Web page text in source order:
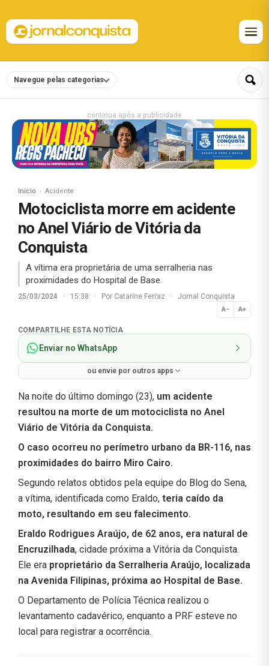
Navegue pelas categorias
continua após a publicidade
Início Acidente
Motociclista morre em acidente
no Anel Viário de Vitória da
Conquista
A vítima era proprietária de uma serralheria nas
proximidades do Hospital de Base.
25/03/2024 · 15:38 · Por Catarine Ferraz · Jornal Conquista
A− A+
Normal
COMPARTILHE ESTA NOTÍCIA
Enviar no WhatsApp
ou envie por outros apps
Na noite do último domingo (23), um acidente
resultou na morte de um motociclista no Anel
Viário de Vitória da Conquista.
O caso ocorreu no perímetro urbano da BR-116, nas
proximidades do bairro Miro Cairo.
Segundo relatos obtidos pela equipe do Blog do Sena,
a vítima, identificada como Eraldo, teria caído da
moto, resultando em seu falecimento.
Eraldo Rodrigues Araújo, de 62 anos, era natural de
Encruzilhada, cidade próxima a Vitória da Conquista.
Ele era proprietário da Serralheria Araújo, localizada
na Avenida Filipinas, próxima ao Hospital de Base.
O Departamento de Polícia Técnica realizou o
levantamento cadavérico, enquanto a PRF esteve no
local para registrar a ocorrência.